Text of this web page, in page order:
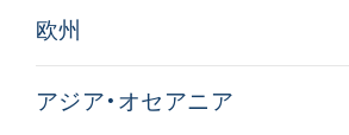
欧州
アジア・オセアニア